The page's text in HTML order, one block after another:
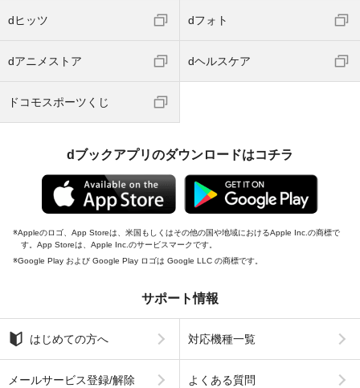
dヒッツ dフォト
dアニメストア dヘルスケア
ドコモスポーツくじ
dブックアプリのダウンロードはコチラ
Appleのロゴ、App Storeは、米国もしくはその他の国や地域におけるApple Inc.の商標で
す。App Storeは、Apple Inc.のサービスマークです。
Google Play および Google Play ロゴは Google LLC の商標です。
サポート情報
はじめての方へ 対応機種一覧
メールサービス登録/解除 よくある質問